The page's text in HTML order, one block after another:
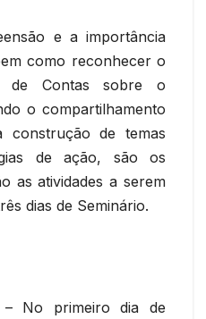
e a importância
como reconhecer o
de Contas sobre o
o compartilhamento
de temas
de ação, são os
as atividades a serem
dias de Seminário.
No primeiro dia de